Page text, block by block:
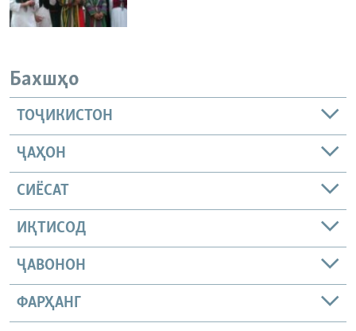
Бахшҳо
ТОҶИКИСТОН
ҶАҲОН
СИЁСАТ
ИҚТИСОД
ҶАВОНОН
ФАРҲАНГ